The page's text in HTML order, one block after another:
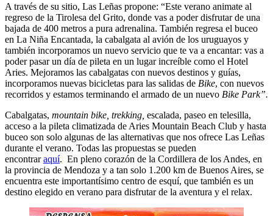
A través de su sitio, Las Leñas propone: “Este verano animate al
regreso de la Tirolesa del Grito, donde vas a poder disfrutar de una
bajada de 400 metros a pura adrenalina. También regresa el buceo
en La Niña Encantada, la cabalgata al avión de los uruguayos y
también incorporamos un nuevo servicio que te va a encantar: vas a
poder pasar un día de pileta en un lugar increíble como el Hotel
Aries. Mejoramos las cabalgatas con nuevos destinos y guías,
incorporamos nuevas bicicletas para las salidas de Bike, con nuevos
recorridos y estamos terminando el armado de un nuevo Bike Park”.
Cabalgatas, mountain bike, trekking, escalada, paseo en telesilla,
acceso a la pileta climatizada de Aries Mountain Beach Club y hasta
buceo son solo algunas de las alternativas que nos ofrece Las Leñas
durante el verano. Todas las propuestas se pueden
encontraraquí. En pleno corazón de la Cordillera de los Andes, en
la provincia de Mendoza y a tan solo 1.200 km de Buenos Aires, se
encuentra este importantísimo centro de esquí, que también es un
destino elegido en verano para disfrutar de la aventura y el relax.